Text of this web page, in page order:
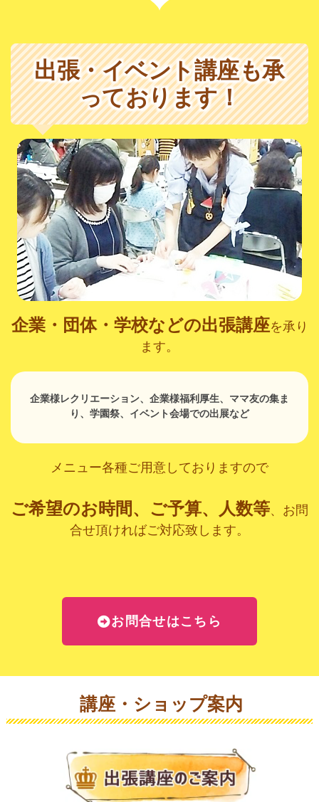
出張・イベント講座も承
っております！
企業・団体・学校などの出張講座を承り
ます。
企業様レクリエーション、企業様福利厚生、ママ友の集ま
り、学園祭、イベント会場での出展など
メニュー各種ご用意しておりますので
ご希望のお時間、ご予算、人数等、お問
合せ頂ければご対応致します。
お問合せはこちら
講座・ショップ案内